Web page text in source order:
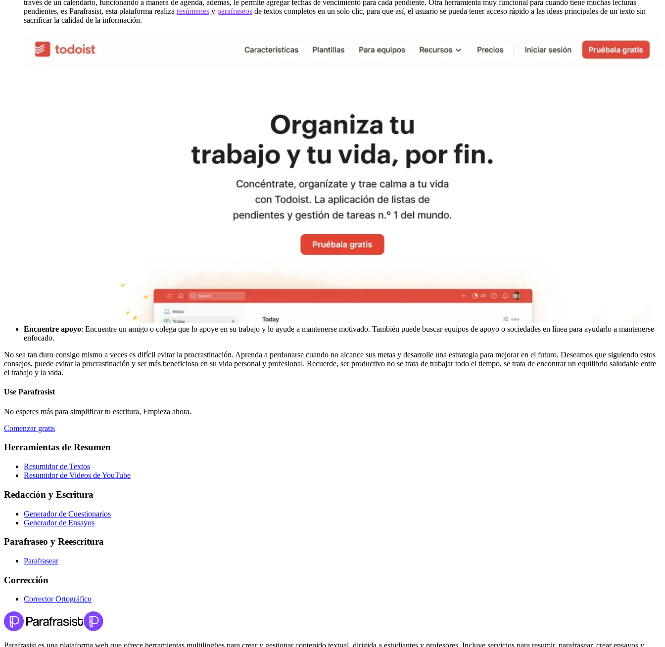
través de un calendario, funcionando a manera de agenda, además, le permite agregar fechas de vencimiento para cada pendiente. Otra herramienta muy funcional para cuando tiene muchas lecturas
pendientes, es Parafrasist, esta plataforma realiza resúmenes y parafraseos de textos completos en un solo clic, para que así, el usuario se pueda tener acceso rápido a las ideas principales de un texto sin
sacrificar la calidad de la información.
Encuentre apoyo: Encuentre un amigo o colega que lo apoye en su trabajo y lo ayude a mantenerse motivado. También puede buscar equipos de apoyo o sociedades en línea para ayudarlo a mantenerse
enfocado.
No sea tan duro consigo mismo a veces es difícil evitar la procrastinación. Aprenda a perdonarse cuando no alcance sus metas y desarrolle una estrategia para mejorar en el futuro. Deseamos que siguiendo estos
consejos, puede evitar la procrastinación y ser más beneficioso en su vida personal y profesional. Recuerde, ser productivo no se trata de trabajar todo el tiempo, se trata de encontrar un equilibrio saludable entre
el trabajo y la vida.
Use Parafrasist
No esperes más para simplificar tu escritura, Empieza ahora.
Comenzar gratis
Herramientas de Resumen
Resumidor de Textos
Resumidor de Videos de YouTube
Redacción y Escritura
Generador de Cuestionarios
Generador de Ensayos
Parafraseo y Reescritura
Parafrasear
Corrección
Corrector Ortográfico